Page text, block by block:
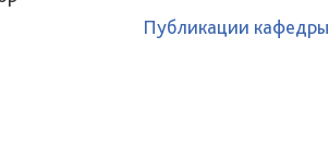
Публикации кафедры